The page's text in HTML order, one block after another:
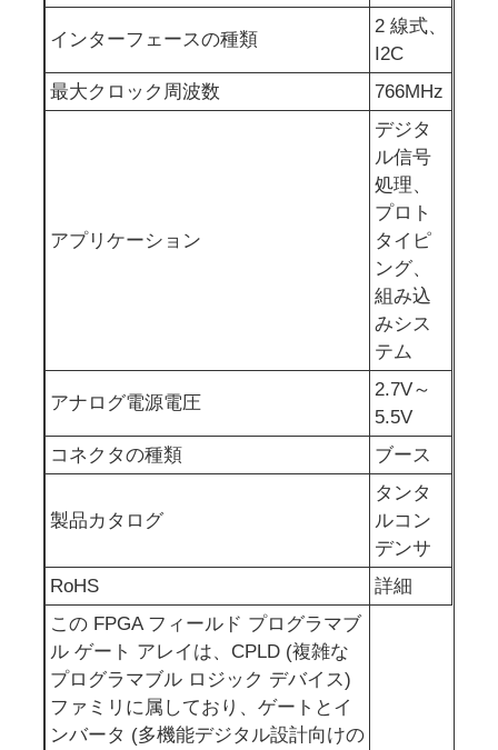
EPROM IC
UART IC
GPS モジュール
パワーモジュール
半導体継電器
コミュニケーション アンテナ
インターフェースの種類
2 線式、
I2C
最大クロック周波数
766MHz
アプリケーション
デジタ
ル信号
処理、
プロト
タイピ
ング、
組み込
みシス
テム
アナログ電源電圧
2.7V～
5.5V
コネクタの種類
ブース
製品カタログ
タンタ
ルコン
デンサ
RoHS
詳細
この FPGA フィールド プログラマブ
ル ゲート アレイは、CPLD (複雑な
プログラマブル ロジック デバイス)
ファミリに属しており、ゲートとイ
ンバータ (多機能デジタル設計向けの